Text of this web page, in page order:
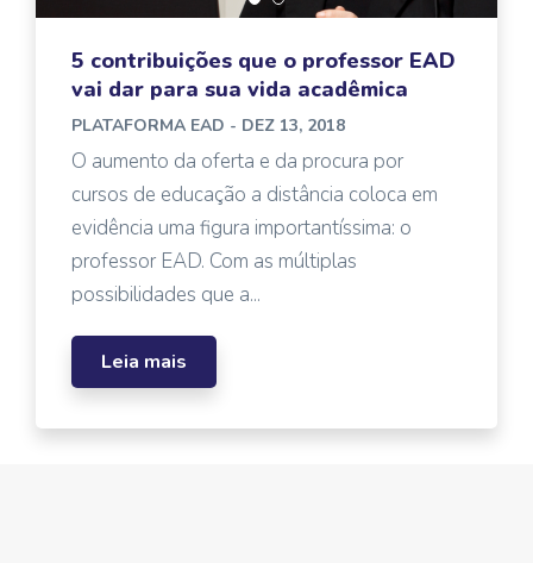
5 contribuições que o professor EAD
vai dar para sua vida acadêmica
PLATAFORMA EAD - DEZ 13, 2018
O aumento da oferta e da procura por
cursos de educação a distância coloca em
evidência uma figura importantíssima: o
professor EAD. Com as múltiplas
possibilidades que a...
Leia mais